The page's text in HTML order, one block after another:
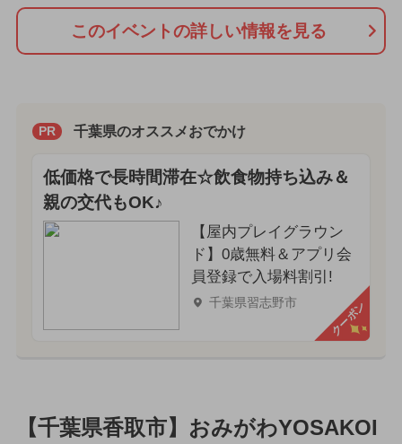
このイベントの詳しい情報を見る
PR 千葉県のオススメおでかけ
低価格で長時間滞在☆飲食物持ち込み＆
親の交代もOK♪
【屋内プレイグラウン
ド】0歳無料＆アプリ会
員登録で入場料割引!
千葉県習志野市 クーポン
【千葉県香取市】おみがわYOSAKOI